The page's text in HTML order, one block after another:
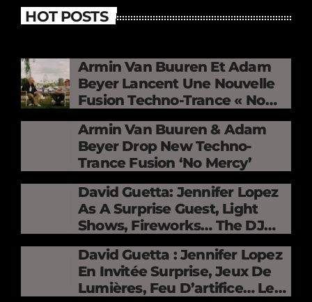
HOT POSTS
Armin Van Buuren Et Adam
Beyer Lancent Une Nouvelle
Fusion Techno-Trance « No
Mercy »
Armin Van Buuren & Adam
Beyer Drop New Techno-
Trance Fusion ‘No Mercy’
David Guetta: Jennifer Lopez
As A Surprise Guest, Light
Shows, Fireworks… The DJ
Electrifies The Stade De
France
David Guetta : Jennifer Lopez
En Invitée Surprise, Jeux De
Lumières, Feu D’artifice… Le